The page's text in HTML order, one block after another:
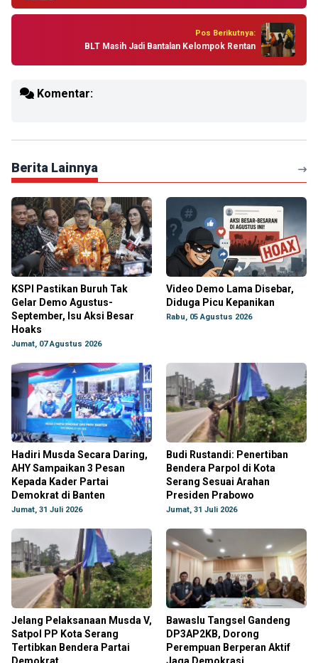
Pos Berikutnya:
BLT Masih Jadi Bantalan Kelompok Rentan
Komentar:
Berita Lainnya
KSPI Pastikan Buruh Tak
Gelar Demo Agustus-
September, Isu Aksi Besar
Hoaks
Jumat, 07 Agustus 2026
Video Demo Lama Disebar,
Diduga Picu Kepanikan
Rabu, 05 Agustus 2026
Hadiri Musda Secara Daring,
AHY Sampaikan 3 Pesan
Kepada Kader Partai
Demokrat di Banten
Jumat, 31 Juli 2026
Budi Rustandi: Penertiban
Bendera Parpol di Kota
Serang Sesuai Arahan
Presiden Prabowo
Jumat, 31 Juli 2026
Jelang Pelaksanaan Musda V,
Satpol PP Kota Serang
Tertibkan Bendera Partai
Bawaslu Tangsel Gandeng
DP3AP2KB, Dorong
Perempuan Berperan Aktif